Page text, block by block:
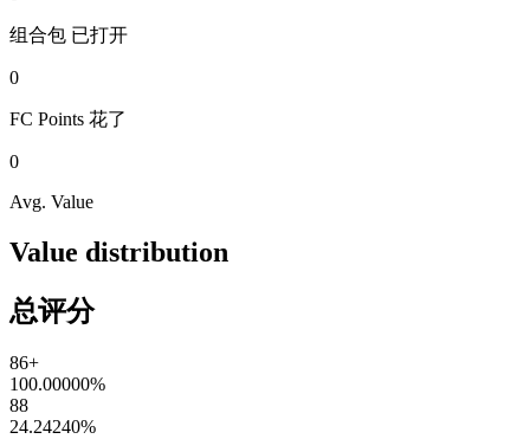
组合包 已打开
0
FC Points 花了
0
Avg. Value
Value distribution
总评分
86+
100.00000%
88
24.24240%